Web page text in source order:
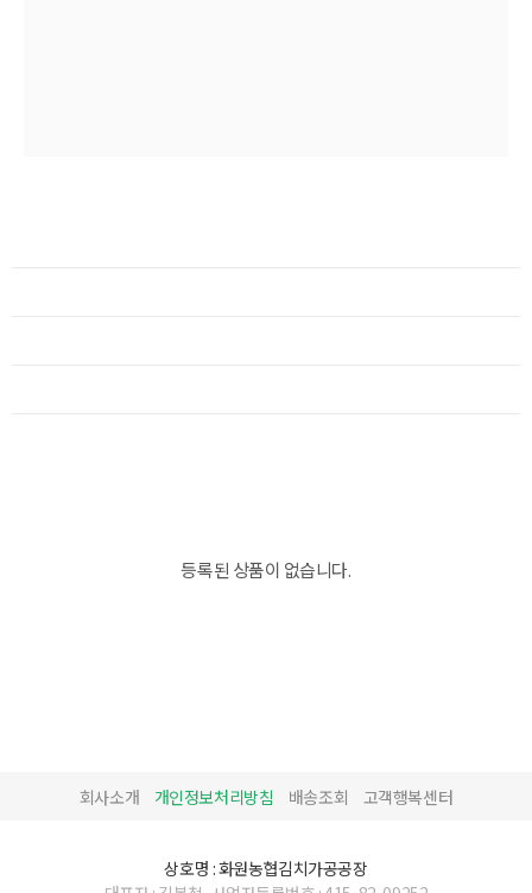
등록된 상품이 없습니다.
회사소개 개인정보처리방침 배송조회 고객행복센터
상호명 : 화원농협김치가공공장